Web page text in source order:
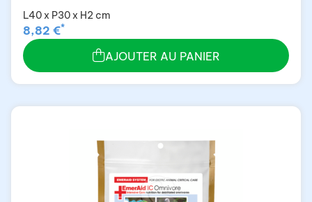
L40 x P30 x H2 cm
8,82 €*
AJOUTER AU PANIER